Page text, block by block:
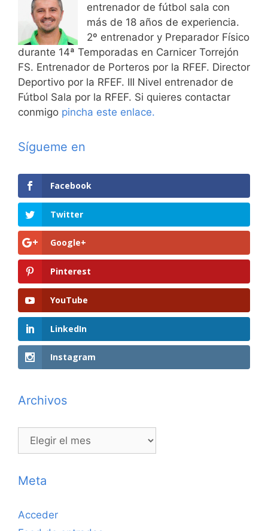
entrenador de fútbol sala con
más de 18 años de experiencia.
2º entrenador y Preparador Físico
durante 14ª Temporadas en Carnicer Torrejón
FS. Entrenador de Porteros por la RFEF. Director
Deportivo por la RFEF. III Nivel entrenador de
Fútbol Sala por la RFEF. Si quieres contactar
conmigo pincha este enlace.
Sígueme en
Facebook
Twitter
Google+
Pinterest
YouTube
LinkedIn
Instagram
Archivos
Archivos
Meta
Acceder